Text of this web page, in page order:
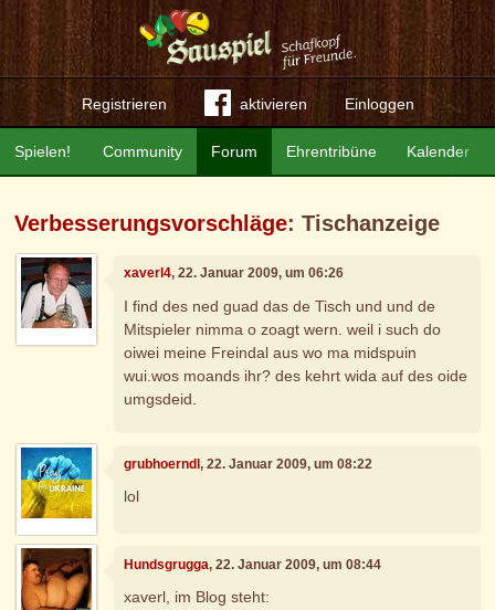
Registrieren aktivieren Einloggen
Community Forum Ehrentribüne Kalender
Spielen!
Verbesserungsvorschläge: Tischanzeige
xaverl4, 22. Januar 2009, um 06:26
I find des ned guad das de Tisch und und de
Mitspieler nimma o zoagt wern. weil i such do
oiwei meine Freindal aus wo ma midspuin
wui.wos moands ihr? des kehrt wida auf des oide
umgsdeid.
grubhoerndl, 22. Januar 2009, um 08:22
lol
Hundsgrugga, 22. Januar 2009, um 08:44
xaverl, im Blog steht: